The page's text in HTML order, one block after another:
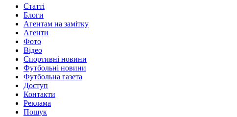
Статті
Блоги
Агентам на замітку
Агенти
Фото
Відео
Спортивні новини
Футбольні новини
Футбольна газета
Доступ
Контакти
Реклама
Пошук